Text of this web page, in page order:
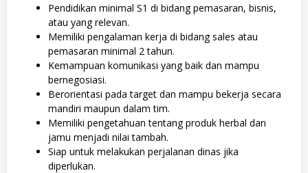
Pendidikan minimal S1 di bidang pemasaran, bisnis,
atau yang relevan.
Memiliki pengalaman kerja di bidang sales atau
pemasaran minimal 2 tahun.
Kemampuan komunikasi yang baik dan mampu
bernegosiasi.
Berorientasi pada target dan mampu bekerja secara
mandiri maupun dalam tim.
Memiliki pengetahuan tentang produk herbal dan
jamu menjadi nilai tambah.
Siap untuk melakukan perjalanan dinas jika
diperlukan.